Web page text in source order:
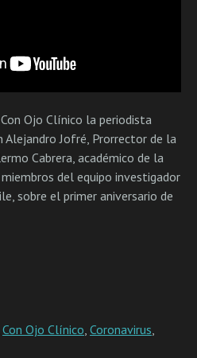
Ojo Clínico la periodista
Alejandro Jofré, Prorrector de la
Cabrera, académico de la
miembros del equipo investigador
sobre el primer aniversario de
Con Ojo Clínico, Coronavirus,